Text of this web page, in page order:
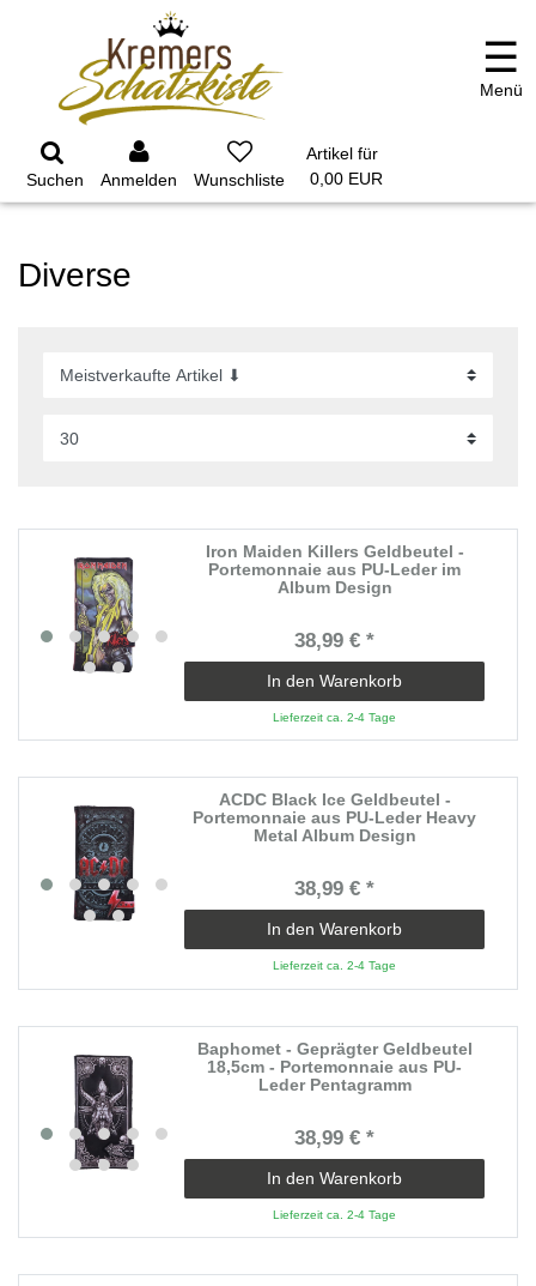
Suchen Anmelden
Artikel für
0,00 EUR
☰
Menü
GARTEN PARTYDEKORATION
SCHMUCK UND
Diverse
Iron Maiden Killers Geldbeutel -
Portemonnaie aus PU-Leder im
Album Design
38,99 € *
In den Warenkorb
Lieferzeit ca. 2-4 Tage
ACDC Black Ice Geldbeutel -
Portemonnaie aus PU-Leder Heavy
Metal Album Design
38,99 € *
In den Warenkorb
Lieferzeit ca. 2-4 Tage
Baphomet - Geprägter Geldbeutel
18,5cm - Portemonnaie aus PU-
Leder Pentagramm
38,99 € *
In den Warenkorb
Lieferzeit ca. 2-4 Tage